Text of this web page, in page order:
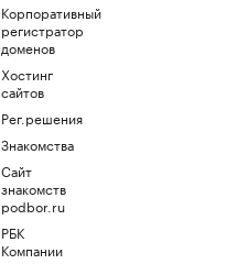
Корпоративный
регистратор
доменов
Хостинг
сайтов
Рег.решения
Знакомства
Сайт
знакомств
podbor.ru
РБК
Компании